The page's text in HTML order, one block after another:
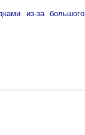
из-за большого